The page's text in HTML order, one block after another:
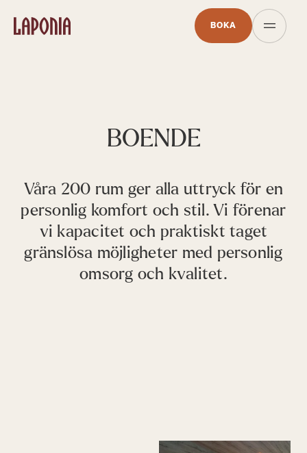
BOKA
BOENDE
Våra 200 rum ger alla uttryck för en
personlig komfort och stil. Vi förenar
vi kapacitet och praktiskt taget
gränslösa möjligheter med personlig
omsorg och kvalitet.